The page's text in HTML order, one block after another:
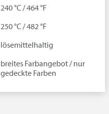
240 °C / 464 °F
250 °C / 482 °F
lösemittelhaltig
breites Farbangebot / nur
gedeckte Farben